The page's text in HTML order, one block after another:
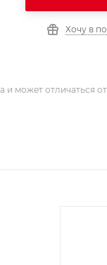
Хочу в
может отличаться